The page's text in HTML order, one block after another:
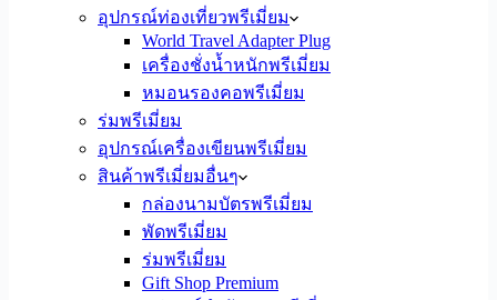
อุปกรณ์ท่องเที่ยวพรีเมี่ยม
World Travel Adapter Plug
เครื่องชั่งน้ำหนักพรีเมี่ยม
หมอนรองคอพรีเมี่ยม
ร่มพรีเมี่ยม
อุปกรณ์เครื่องเขียนพรีเมี่ยม
สินค้าพรีเมี่ยมอื่นๆ
กล่องนามบัตรพรีเมี่ยม
พัดพรีเมี่ยม
ร่มพรีเมี่ยม
Gift Shop Premium